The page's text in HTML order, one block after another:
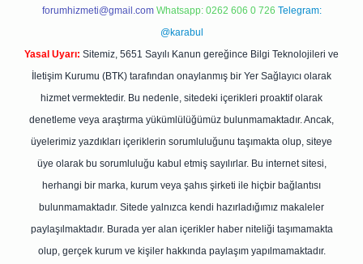
forumhizmeti@gmail.com Whatsapp: 0262 606 0 726 Telegram:
@karabul
Yasal Uyarı: Sitemiz, 5651 Sayılı Kanun gereğince Bilgi Teknolojileri ve
İletişim Kurumu (BTK) tarafından onaylanmış bir Yer Sağlayıcı olarak
hizmet vermektedir. Bu nedenle, sitedeki içerikleri proaktif olarak
denetleme veya araştırma yükümlülüğümüz bulunmamaktadır. Ancak,
üyelerimiz yazdıkları içeriklerin sorumluluğunu taşımakta olup, siteye
üye olarak bu sorumluluğu kabul etmiş sayılırlar. Bu internet sitesi,
herhangi bir marka, kurum veya şahıs şirketi ile hiçbir bağlantısı
bulunmamaktadır. Sitede yalnızca kendi hazırladığımız makaleler
paylaşılmaktadır. Burada yer alan içerikler haber niteliği taşımamakta
olup, gerçek kurum ve kişiler hakkında paylaşım yapılmamaktadır.